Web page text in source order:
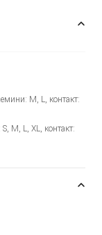
M, L, контакт:
M, L, XL, контакт: